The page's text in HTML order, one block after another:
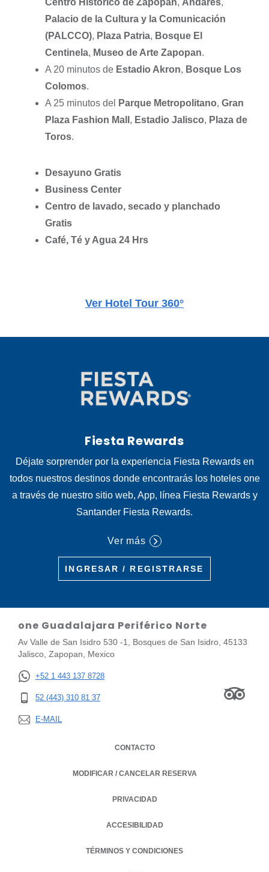
Centro Histórico de Zapopan, Andares,
Palacio de la Cultura y la Comunicación
(PALCCO), Plaza Patria, Bosque El
Centinela, Museo de Arte Zapopan.
A 20 minutos de Estadio Akron, Bosque Los
Colomos.
A 25 minutos del
Parque Metropolitano, Gran
Plaza Fashion Mall , Estadio Jalisco, Plaza de
Toros.
Desayuno Gratis
Business Center
Centro de lavado, secado y planchado
Gratis
Café, Té y Agua 24 Hrs
Ver Hotel Tour 360°
Fiesta Rewards
Déjate sorprender por la experiencia Fiesta Rewards en
todos nuestros destinos donde encontrarás los hoteles one
a través de nuestro sitio web, App, línea Fiesta Rewards y
Santander Fiesta Rewards.
Ver más
INGRESAR / REGISTRARSE
one Guadalajara Periférico Norte
Av Valle de San Isidro 530 -1, Bosques de San Isidro, 45133
Jalisco, Zapopan, Mexico
+52 1 443 137 8728
52 (443) 310 81 37
E-MAIL
CONTACTO
MODIFICAR / CANCELAR RESERVA
PRIVACIDAD
OPENS IN A NEW TAB.
ACCESIBILIDAD
TÉRMINOS Y CONDICIONES